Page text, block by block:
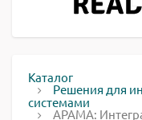
Каталог
Решения для
системами
АРАМА: